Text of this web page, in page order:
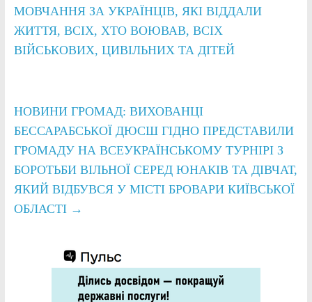
МОВЧАННЯ ЗА УКРАЇНЦІВ, ЯКІ ВІДДАЛИ
ЖИТТЯ, ВСІХ, ХТО ВОЮВАВ, ВСІХ
ВІЙСЬКОВИХ, ЦИВІЛЬНИХ ТА ДІТЕЙ
НОВИНИ ГРОМАД: ВИХОВАНЦІ
БЕССАРАБСЬКОЇ ДЮСШ ГІДНО ПРЕДСТАВИЛИ
ГРОМАДУ НА ВСЕУКРАЇНСЬКОМУ ТУРНІРІ З
БОРОТЬБИ ВІЛЬНОЇ СЕРЕД ЮНАКІВ ТА ДІВЧАТ,
ЯКИЙ ВІДБУВСЯ У МІСТІ БРОВАРИ КИЇВСЬКОЇ
ОБЛАСТІ →